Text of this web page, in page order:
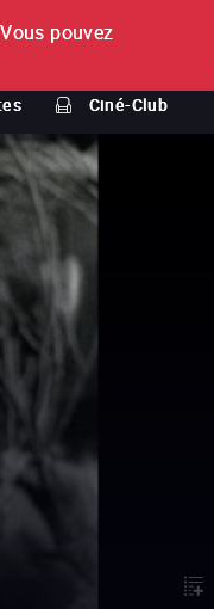
Ciné-Club
À propos
Vous pouvez